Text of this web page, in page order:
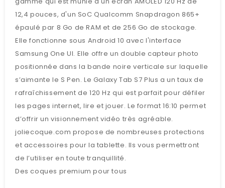
12,4 pouces, d'un SoC Qualcomm Snapdragon 865+
épaulé par 8 Go de RAM et de 256 Go de stockage.
Elle fonctionne sous Android 10 avec l'interface
Samsung One UI. Elle offre un double capteur photo
positionnée dans la bande noire verticale sur laquelle
s’aimante le S Pen. Le Galaxy Tab S7 Plus a un taux de
rafraîchissement de 120 Hz qui est parfait pour défiler
les pages internet, lire et jouer. Le format 16:10 permet
d’offrir un visionnement vidéo très agréable.
joliecoque.com propose de nombreuses protections
et accessoires pour la tablette. Ils vous permettront
de l’utiliser en toute tranquillité.
Des coques premium pour tous